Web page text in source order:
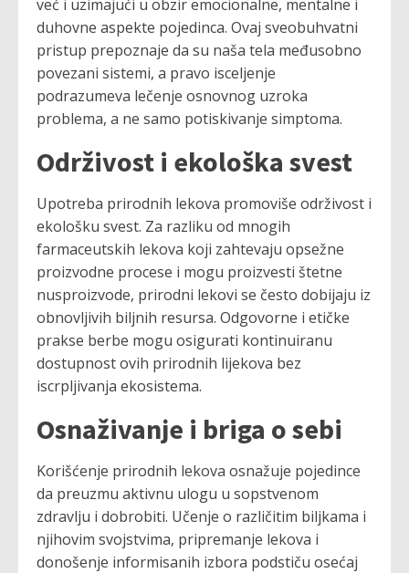
već i uzimajući u obzir emocionalne, mentalne i
duhovne aspekte pojedinca. Ovaj sveobuhvatni
pristup prepoznaje da su naša tela međusobno
povezani sistemi, a pravo isceljenje
podrazumeva lečenje osnovnog uzroka
problema, a ne samo potiskivanje simptoma.
Održivost i ekološka svest
Upotreba prirodnih lekova promoviše održivost i
ekološku svest. Za razliku od mnogih
farmaceutskih lekova koji zahtevaju opsežne
proizvodne procese i mogu proizvesti štetne
nusproizvode, prirodni lekovi se često dobijaju iz
obnovljivih biljnih resursa. Odgovorne i etičke
prakse berbe mogu osigurati kontinuiranu
dostupnost ovih prirodnih lijekova bez
iscrpljivanja ekosistema.
Osnaživanje i briga o sebi
Korišćenje prirodnih lekova osnažuje pojedince
da preuzmu aktivnu ulogu u sopstvenom
zdravlju i dobrobiti. Učenje o različitim biljkama i
njihovim svojstvima, pripremanje lekova i
donošenje informisanih izbora podstiču osećaj